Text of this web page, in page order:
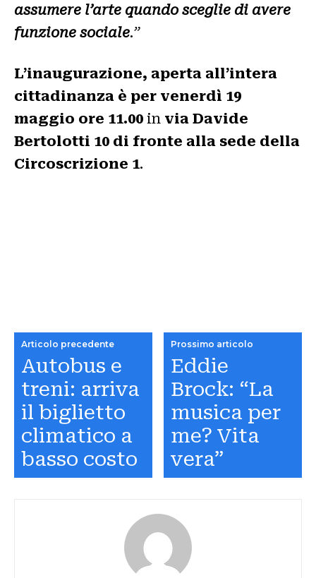
assumere l’arte quando sceglie di avere
funzione sociale.”
L’inaugurazione, aperta all’intera
cittadinanza è per venerdì 19
maggio ore 11.00 in via Davide
Bertolotti 10 di fronte alla sede della
Circoscrizione 1.
Articolo precedente
Autobus e
treni: arriva
il biglietto
climatico a
basso costo
Prossimo articolo
Eddie
Brock: “La
musica per
me? Vita
vera”